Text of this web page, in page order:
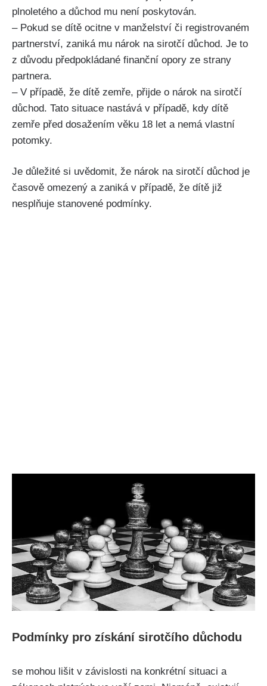
plnoletého a důchod mu není poskytován.
– Pokud se dítě ocitne v manželství či registrovaném
partnerství, zaniká mu nárok na sirotčí důchod. Je to
z důvodu předpokládané finanční opory ze strany
partnera.
– V případě, že dítě zemře, přijde o nárok na sirotčí
důchod. Tato situace nastává v případě, kdy dítě
zemře před dosažením věku 18 let a nemá vlastní
potomky.
Je důležité si uvědomit, že nárok na sirotčí důchod je
časově omezený a zaniká v případě, že dítě již
nesplňuje stanovené podmínky.
Podmínky pro získání sirotčího důchodu
se mohou lišit v závislosti na konkrétní situaci a